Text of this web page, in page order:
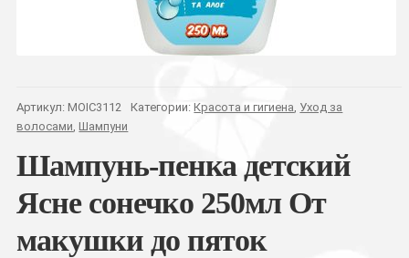
Артикул: MOIC3112 Категории: Красота и гигиена, Уход за
волосами, Шампуни
Шампунь-пенка детский
Ясне сонечко 250мл От
макушки до пяток